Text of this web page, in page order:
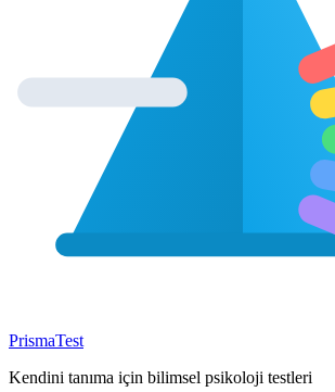
PrismaTest
Kendini tanıma için bilimsel psikoloji testleri